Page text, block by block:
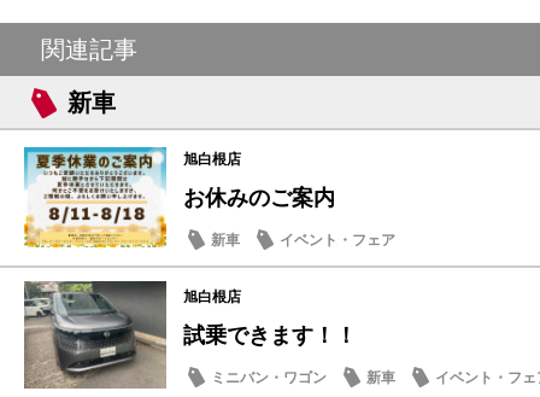
関連記事
新車
旭白根店
お休みのご案内
新車 イベント・フェア
旭白根店
試乗できます！！
ミニバン・ワゴン 新車 イベント・フェ